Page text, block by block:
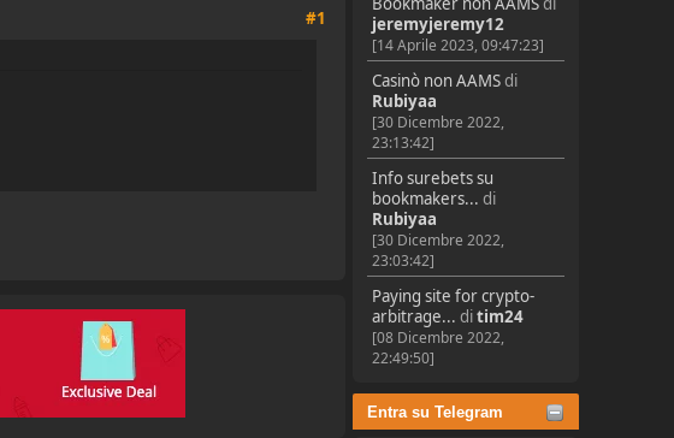
jeremyjeremy12
[14 Aprile 2023, 09:47:23]
Casinò non AAMSdi
Rubiyaa
[30 Dicembre 2022,
23:13:42]
Info surebets su
bookmakers... di
Rubiyaa
[30 Dicembre 2022,
23:03:42]
Paying site for crypto-
arbitrage... ditim24
[08 Dicembre 2022,
22:49:50]
Entra su Telegram
#1